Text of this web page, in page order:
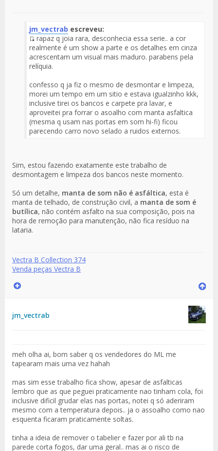
jm_vectrab escreveu:
Fuente
del
Mensaje
rapaz q joia rara, desconhecia essa serie.. a cor
realmente é um show a parte e os detalhes em cinza
acrescentam um visual mais maduro. parabens pela
relíquia.
confesso q ja fiz o mesmo de desmontar e limpeza,
morei um tempo em um sitio e estava igualzinho kkk,
inclusive tirei os bancos e carpete pra lavar, e
aproveitei pra forrar o asoalho com manta asfaltica
(mesma q usam nas portas em som hi-fi) ficou
parecendo carro novo selado a ruidos externos.
Sim, estou fazendo exatamente este trabalho de
desmontagem e limpeza dos bancos neste momento.
Só um detalhe, manta de som não é asfáltica, esta é
manta de telhado, de construção civil, a manta de som é
butílica, não contém asfalto na sua composição, pois na
hora de remoção para manutenção, não fica resíduo na
lataria.
Vectra B Collection 374
Venda peças Vectra B
jm_vectrab
meh olha ai, bom saber q os vendedores do ML me
tapearam mais uma vez hahah
mas sim esse trabalho fica show, apesar de asfalticas
lembro que as que peguei praticamente nao tinham cola, foi
inclusive dificil grudar elas nas portas, notei q só aderiram
mesmo com a temperatura depois.. ja o assoalho como nao
esquenta ficaram praticamente soltas.
tinha a ideia de remover o tabelier e fazer por ali tb na
parede corta fogos, dar uma geral.. mas ai o risco de